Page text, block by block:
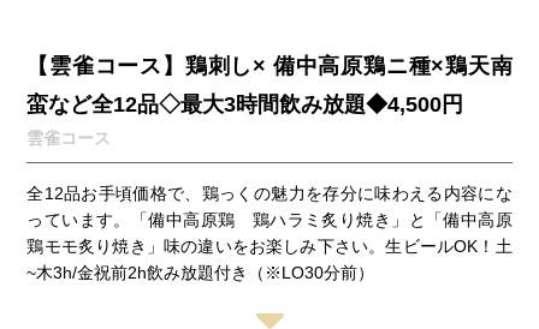
【雲雀コース】鶏刺し× 備中高原鶏ニ種×鶏天南
蛮など全12品◇最大3時間飲み放題◆4,500円
雲雀コース
全12品お手頃価格で、鶏っくの魅力を存分に味わえる内容にな
っています。「備中高原鶏 鶏ハラミ炙り焼き」と「備中高原
鶏モモ炙り焼き」味の違いをお楽しみ下さい。生ビールOK！土
~木3h/金祝前2h飲み放題付き（※LO30分前）